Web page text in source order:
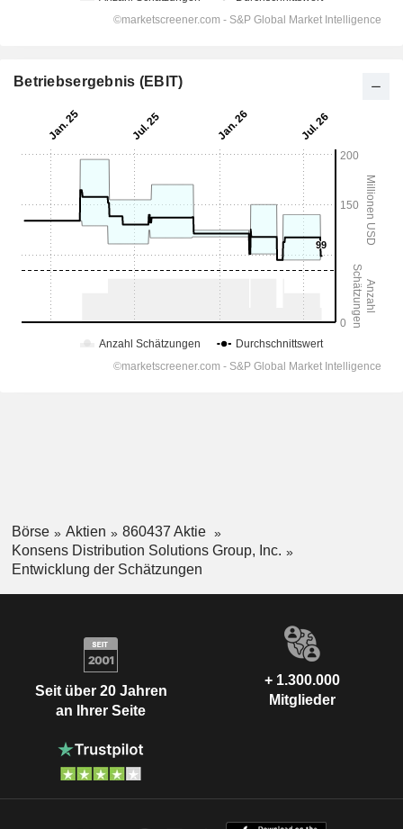
Betriebsergebnis (EBIT)
Börse Aktien
860437 Aktie
Konsens Distribution Solutions Group, Inc.
Entwicklung der Schätzungen
Seit über 20 Jahren
an Ihrer Seite
+ 1.300.000
Mitglieder